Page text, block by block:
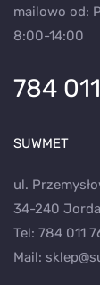
mailowo od:
8:00-14:00
784
SUWMET
ul.
34-240
Tel: 784 011
Mail: